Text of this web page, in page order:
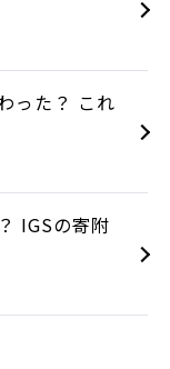
った？ これ
IGSの寄附